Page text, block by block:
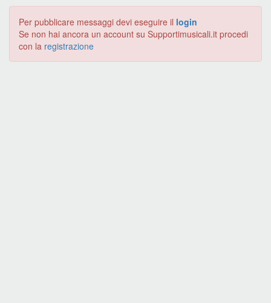
Per pubblicare messaggi devi eseguire il login
Se non hai ancora un account su Supportimusicali.it procedi
con la registrazione